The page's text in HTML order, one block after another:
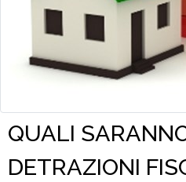
QUALI
DETRAZIONI